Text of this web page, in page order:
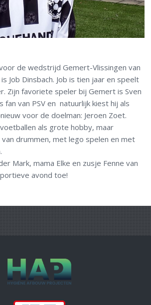
de wedstrijd Gemert-Vlissingen van
Job Dinsbach. Job is tien jaar en speelt
Zijn favoriete speler bij Gemert is Sven
fan van PSV en natuurlijk kiest hij als
voor de doelman: Jeroen Zoet.
als grote hobby, maar
drummen, met lego spelen en met
Mark, mama Elke en zusje Fenne van
avond toe!